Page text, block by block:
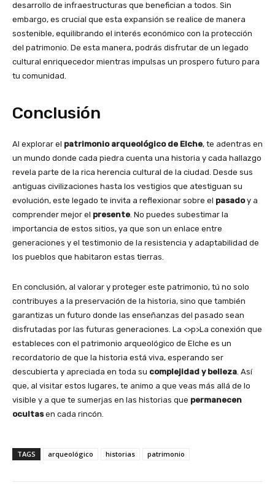
desarrollo de infraestructuras que benefician a todos. Sin
embargo, es crucial que esta expansión se realice de manera
sostenible, equilibrando el interés económico con la protección
del patrimonio. De esta manera, podrás disfrutar de un legado
cultural enriquecedor mientras impulsas un prospero futuro para
tu comunidad.
Conclusión
Al explorar el patrimonio arqueológico de Elche, te adentras en
un mundo donde cada piedra cuenta una historia y cada hallazgo
revela parte de la rica herencia cultural de la ciudad. Desde sus
antiguas civilizaciones hasta los vestigios que atestiguan su
evolución, este legado te invita a reflexionar sobre el pasadoy a
comprender mejor el presente. No puedes subestimar la
importancia de estos sitios, ya que son un enlace entre
generaciones y el testimonio de la resistencia y adaptabilidad de
los pueblos que habitaron estas tierras.
En conclusión, al valorar y proteger este patrimonio, tú no solo
contribuyes a la preservación de la historia, sino que también
garantizas un futuro donde las enseñanzas del pasado sean
disfrutadas por las futuras generaciones. La <>p>La conexión que
estableces con el patrimonio arqueológico de Elche es un
recordatorio de que la historia está viva, esperando ser
descubierta y apreciada en toda su complejidad y belleza. Así
que, al visitar estos lugares, te animo a que veas más allá de lo
visible y a que te sumerjas en las historias que permanecen
ocultasen cada rincón.
TAGS arqueológico historias patrimonio